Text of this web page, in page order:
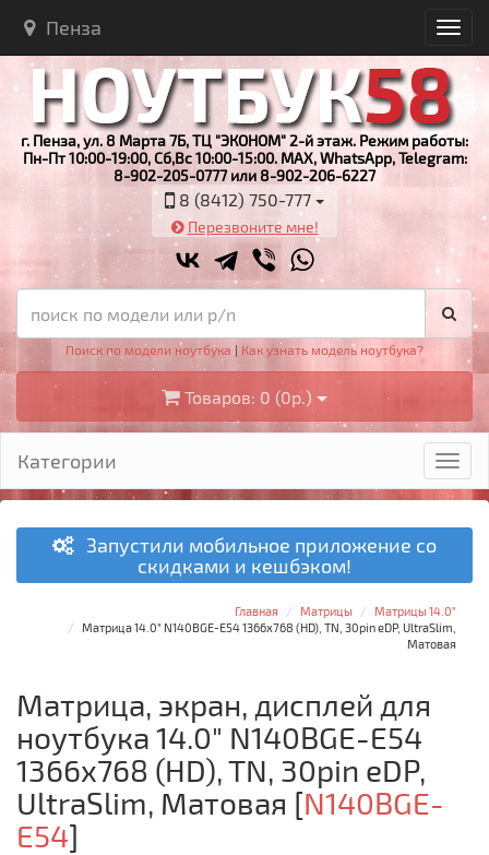
Пенза
г. Пенза, ул. 8 Марта 7Б, ТЦ "ЭКОНОМ" 2-й этаж. Режим работы:
Пн-Пт 10:00-19:00, Сб,Вс 10:00-15:00. MAX, WhatsApp, Telegram:
8-902-205-0777 или 8-902-206-6227
8 (8412) 750-777
Перезвоните мне!
Поиск по модели ноутбука | Как узнать модель ноутбука?
Товаров: 0 (0р.)
Категории
Запустили мобильное приложение со
скидками и кешбэком!
Главная Матрицы
Матрицы 14.0"
Матрица 14.0" N140BGE-E54 1366x768 (HD), TN, 30pin eDP, UltraSlim,
Матовая
Матрица, экран, дисплей для
ноутбука 14.0" N140BGE-E54
1366x768 (HD), TN, 30pin eDP,
UltraSlim, Матовая [N140BGE-
E54]